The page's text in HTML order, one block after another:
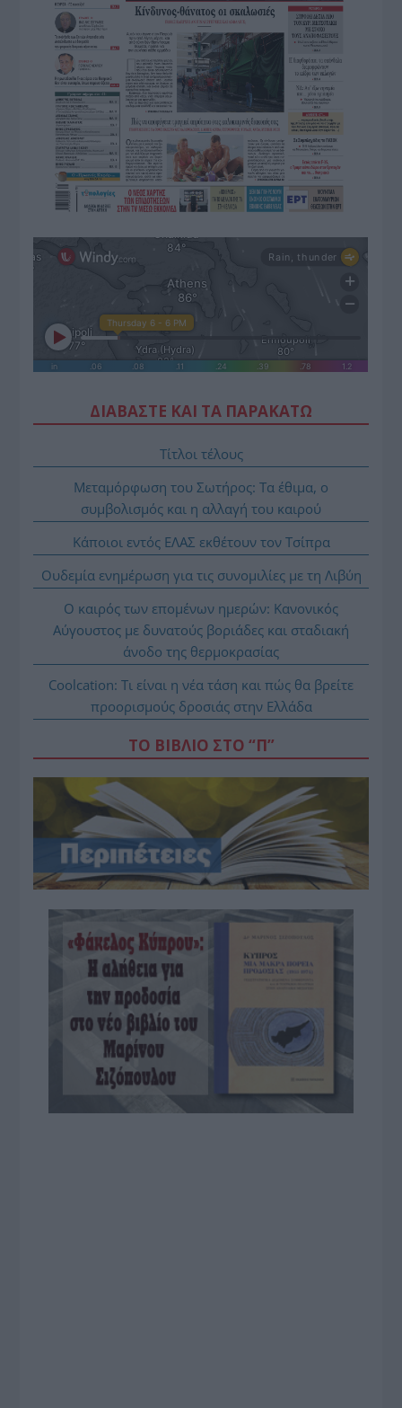
ΔΙΑΒΑΣΤΕ ΚΑΙ ΤΑ ΠΑΡΑΚΑΤΩ
Τίτλοι τέλους
Μεταμόρφωση του Σωτήρος: Τα έθιμα, ο
συμβολισμός και η αλλαγή του καιρού
Κάποιοι εντός ΕΛΑΣ εκθέτουν τον Τσίπρα
Ουδεμία ενημέρωση για τις συνομιλίες με τη Λιβύη
Ο καιρός των επομένων ημερών: Κανονικός
Αύγουστος με δυνατούς βοριάδες και σταδιακή
άνοδο της θερμοκρασίας
Coolcation: Τι είναι η νέα τάση και πώς θα βρείτε
προορισμούς δροσιάς στην Ελλάδα
ΤΟ ΒΙΒΛΙΟ ΣΤΟ “Π”